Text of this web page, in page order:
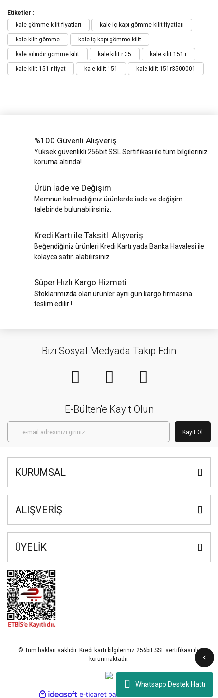
Whatsapp Destek Hattı
Etiketler :
kale gömme kilit fiyatları
kale iç kapı gömme kilit fiyatları
kale kilit gömme kale iç kapı gömme kilit
kale silindir gömme kilit kale kilit r 35 kale kilit 151 r
kale kilit 151 r fiyat kale kilit 151 kale kilit 151r3500001
%100 Güvenli Alışveriş
Yüksek güvenlikli 256bit SSL Sertifikası ile tüm bilgileriniz
koruma altında!
Ürün İade ve Değişim
Memnun kalmadığınız ürünlerde iade ve değişim
talebinde bulunabilirsiniz.
Kredi Kartı ile Taksitli Alışveriş
Beğendiğiniz ürünleri Kredi Kartı yada Banka Havalesi ile
kolayca satın alabilirsiniz.
Süper Hızlı Kargo Hizmeti
Stoklarımızda olan ürünler aynı gün kargo firmasına
teslim edilir !
Bizi Sosyal Medyada Takip Edin
E-Bülten'e Kayıt Olun
Kayıt Ol
KURUMSAL
ALIŞVERİŞ
ÜYELİK
© Tüm hakları saklıdır. Kredi kartı bilgileriniz 256bit SSL sertifikası ile
korunmaktadır.
ideasoft